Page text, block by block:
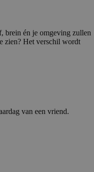
brein én je omgeving zullen
zien? Het verschil wordt
van een vriend.